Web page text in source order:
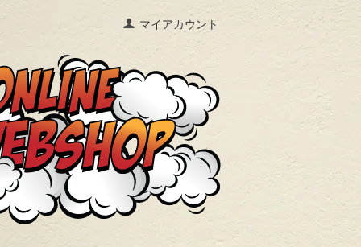
マイアカウント